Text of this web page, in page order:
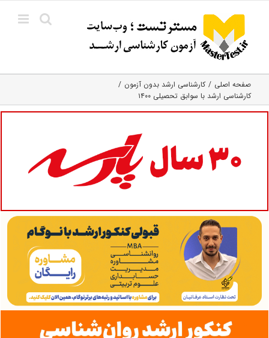
content
صفحه اصلی
کارشناسی ارشد بدون آزمون
کارشناسی ارشد با سوابق تحصیلی ۱۴۰۰